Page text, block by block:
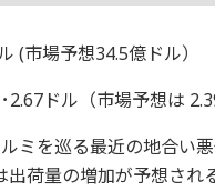
(市場予想34.5億ドル）
ドル（市場予想は
ミを巡る最近の地合い
荷量の増加が予想され